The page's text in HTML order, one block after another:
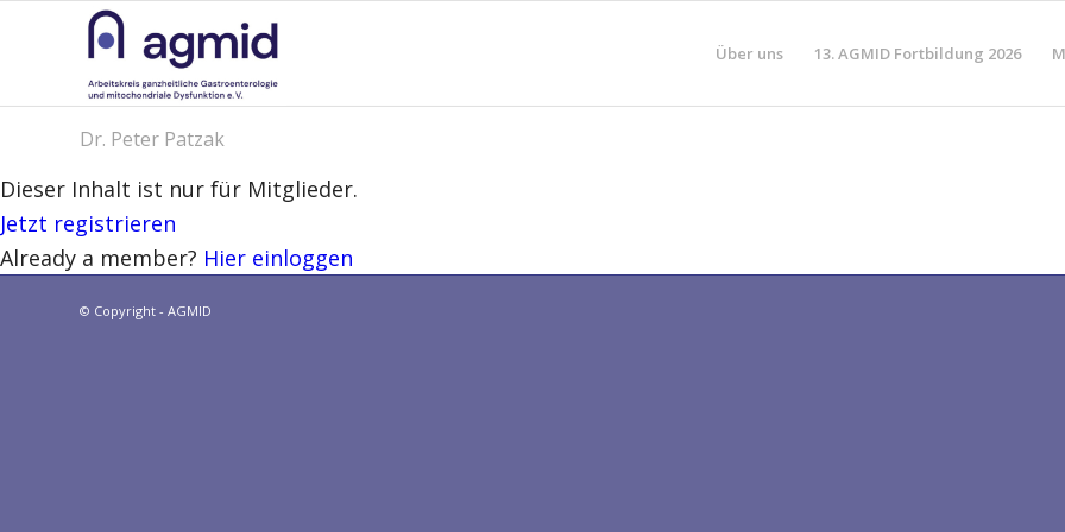
Über uns 13. AGMID Fortbildung 2026
Dr. Peter Patzak
Dieser Inhalt ist nur für Mitglieder.
Jetzt registrieren
Already a member? Hier einloggen
© Copyright - AGMID